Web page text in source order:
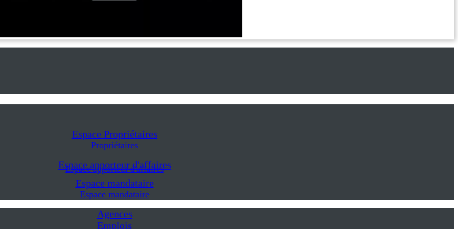
Espace Propriétaires
Propriétaires
Espace apporteur d'affaires
Espace apporteur d'affaires
Espace mandataire
Espace mandataire
Agences
Emplois